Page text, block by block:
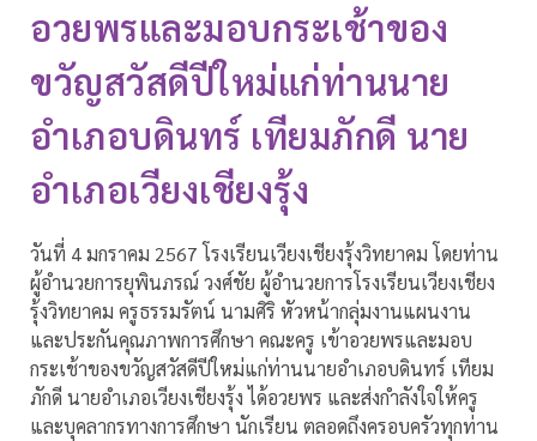
อวยพรและมอบกระเช้าของ
ขวัญสวัสดีปีใหม่แก่ท่านนาย
อำเภอบดินทร์ เทียมภักดี นาย
อำเภอเวียงเชียงรุ้ง
วันที่ 4 มกราคม 2567 โรงเรียนเวียงเชียงรุ้งวิทยาคม โดยท่าน
ผู้อำนวยการยุพินภรณ์ วงศ์ชัย ผู้อำนวยการโรงเรียนเวียงเชียง
รุ้งวิทยาคม ครูธรรมรัตน์ นามศิริ หัวหน้ากลุ่มงานแผนงาน
และประกันคุณภาพการศึกษา คณะครู เข้าอวยพรและมอบ
กระเช้าของขวัญสวัสดีปีใหม่แก่ท่านนายอำเภอบดินทร์ เทียม
ภักดี นายอำเภอเวียงเชียงรุ้ง ได้อวยพร และส่งกำลังใจให้ครู
และบุคลากรทางการศึกษา นักเรียน ตลอดถึงครอบครัวทุกท่าน